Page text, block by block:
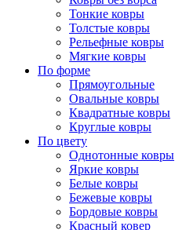
Тонкие ковры
Толстые ковры
Рельефные ковры
Мягкие ковры
По форме
Прямоугольные
Овальные ковры
Квадратные ковры
Круглые ковры
По цвету
Однотонные ковры
Яркие ковры
Белые ковры
Бежевые ковры
Бордовые ковры
Красный ковер